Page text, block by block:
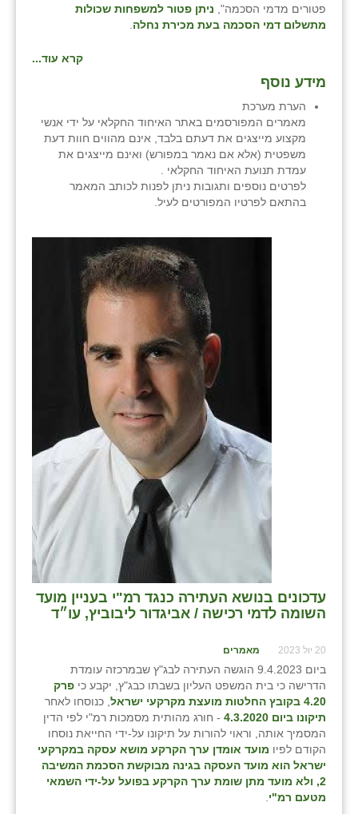
פטורים מדמי הסכמה", ניתן פטור למשפחות שכולות
מתשלום דמי הסכמה בעת מכירת נחלה
קרא עוד...
מידע נוסף
הערת מערכת
מאמרים המפורסמים באתר האיחוד החקלאי על ידי אנשי
מקצוע מייצגים את דעתם בלבד, אינם מהווים חוות דעת
משפטית (אלא אם נאמר במפורש) ואינם מייצגים את
עמדת תנועת האיחוד החקלאי .
לפרטים נוספים ותגובות ניתן לפנות לכותב המאמר
בהתאם לפרטיו המפורטים לעיל.
עדכונים בנושא העתירה כנגד רמ"י בעניין מועד
השומה לדמי רכישה / אביגדור ליבוביץ, עו״ד
20 יול 2023 מאמרים
ביום 9.4.2023 הוגשה העתירה לבג"ץ שבמרכזה עומדת
הדרישה כי בית המשפט העליון בשבתו כבג"ץ, יקבע כי פרק
4.20 בקובץ החלטות מועצת מקרקעי ישראל
, כנוסחו לאחר
תיקונו ביום 4.3.2020
- חורג מהותית מסמכות רמ"י לפי הדין
המסמיך אותה, וראוי להורות על תיקונו על-ידי החייאת נוסחו
הקודם לפיו מועד אומדן ערך הקרקע מושא עסקה במקרקעי
ישראל הוא מועד העסקה בגינה מבוקשת הסכמת המשיבה
2, ולא מועד מתן שומת ערך הקרקע בפועל על-ידי השמאי
מטעם רמ"י